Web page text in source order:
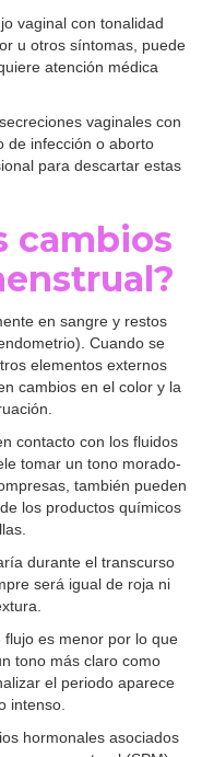
vaginal con tonalidad
u otros síntomas, puede
atención médica
vaginales con
de infección o aborto
para descartar estas
cambios
en sangre y restos
Cuando se
elementos externos
cambios en el color y la
contacto con los fluidos
tomar un tono morado-
también pueden
los productos químicos
durante el transcurso
será igual de roja ni
es menor por lo que
tono más claro como
el periodo aparece
intenso.
hormonales asociados